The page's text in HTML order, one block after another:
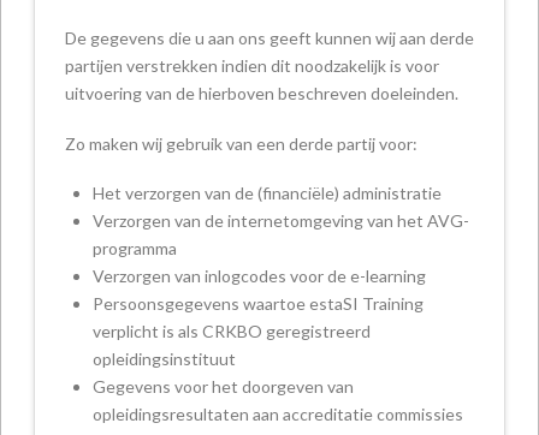
De gegevens die u aan ons geeft kunnen wij aan derde
partijen verstrekken indien dit noodzakelijk is voor
uitvoering van de hierboven beschreven doeleinden.
Zo maken wij gebruik van een derde partij voor:
Het verzorgen van de (financiële) administratie
Verzorgen van de internetomgeving van het AVG-
programma
Verzorgen van inlogcodes voor de e-learning
Persoonsgegevens waartoe estaSI Training
verplicht is als CRKBO geregistreerd
opleidingsinstituut
Gegevens voor het doorgeven van
opleidingsresultaten aan accreditatie commissies